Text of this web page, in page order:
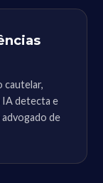
cautelar,
IA detecta e
de